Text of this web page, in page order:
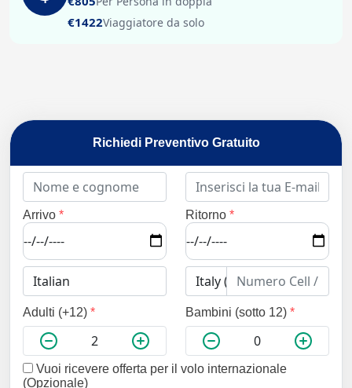
€1422Viaggiatore da solo
Richiedi Preventivo Gratuito
Arrivo * Ritorno *
Adulti (+12) * Bambini (sotto 12) *
Vuoi ricevere offerta per il volo internazionale
(Opzionale)